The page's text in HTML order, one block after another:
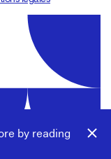
by reading